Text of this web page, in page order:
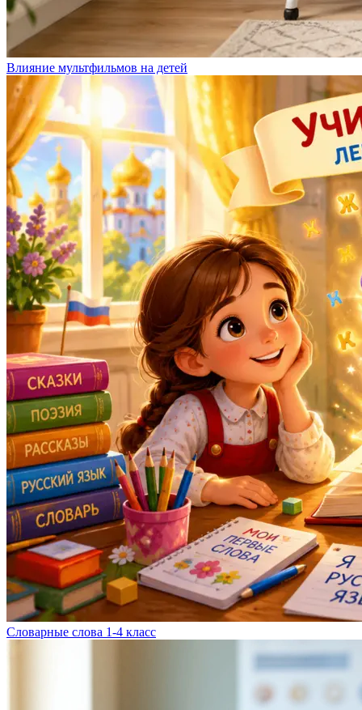
Влияние мультфильмов на детей
Словарные слова 1-4 класс